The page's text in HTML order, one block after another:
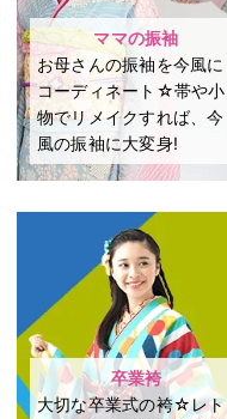
ママの振袖
お母さんの振袖を今風に
コーディネート☆帯や小
物でリメイクすれば、今
風の振袖に大変身!
卒業袴
大切な卒業式の袴☆レト